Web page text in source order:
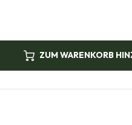
ZUM WARENKORB